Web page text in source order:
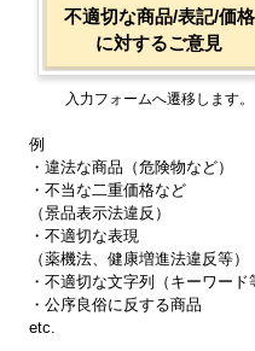
不適切な商品/表記/価格
に対するご意見
入力フォームへ遷移します。
例
・違法な商品（危険物など）
・不当な二重価格など
（景品表示法違反）
・不適切な表現
（薬機法、健康増進法違反等）
・不適切な文字列（キーワード
・公序良俗に反する商品
etc.